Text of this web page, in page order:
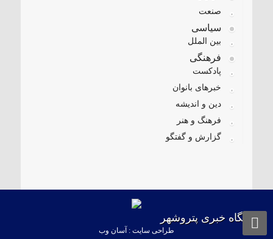
صنعت
سیاسی
بین الملل
فرهنگی
پادکست
خبرهای بانوان
دین و اندیشه
فرهنگ و هنر
گزارش و گفتگو
پایگاه خبری پتروشهر
طراحی سایت : آسان وب